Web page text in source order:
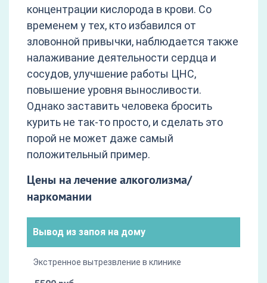
концентрации кислорода в крови. Со
временем у тех, кто избавился от
зловонной привычки, наблюдается также
налаживание деятельности сердца и
сосудов, улучшение работы ЦНС,
повышение уровня выносливости.
Однако заставить человека бросить
курить не так-то просто, и сделать это
порой не может даже самый
положительный пример.
Цены на лечение алкоголизма/
наркомании
Вывод из запоя на дому
Экстренное вытрезвление в клинике